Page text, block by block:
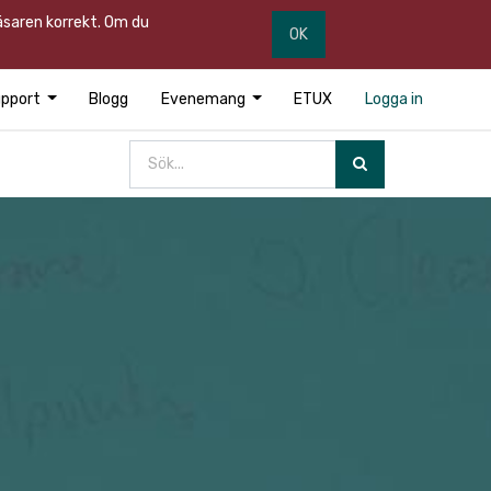
korrekt. Om du
OK
Blogg Evenemang ETUX Logga in